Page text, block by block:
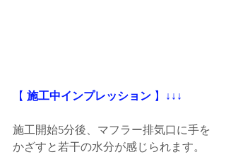
【 施工中インプレッション 】 ↓↓↓
施工開始5分後、マフラー排気口に手を
かざすと若干の水分が感じられます。